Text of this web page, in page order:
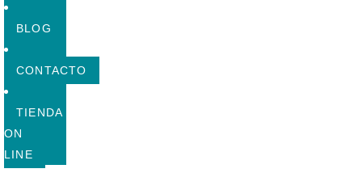
BLOG
CONTACTO
TIENDA
ON
LINE